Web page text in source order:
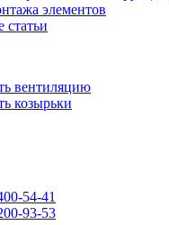
элементов
статьи
вентиляцию
козырьки
54-41
93-53